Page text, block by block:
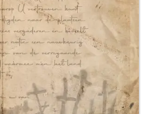
& tekst: Jordi Ian
stem en geluid: Thomas
Marleen Stein Interactief
Laura van der
V6 1 sept 21:00